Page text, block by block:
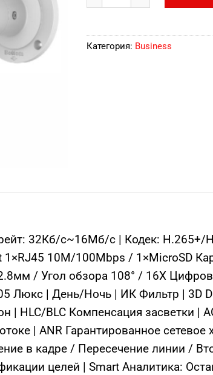
Категория: Business
32Кб/с~16Мб/с | Кодек: H.265+/
10M/100Mbps / 1×MicroSD
/ Угол обзора 108° / 16X
Люкс | День/Ночь | ИК Фильтр | 3D
HLC/BLC Компенсация засветки |
| ANR Гарантированное
в кадре / Пересечение линии /
целей | Smart Аналитика: